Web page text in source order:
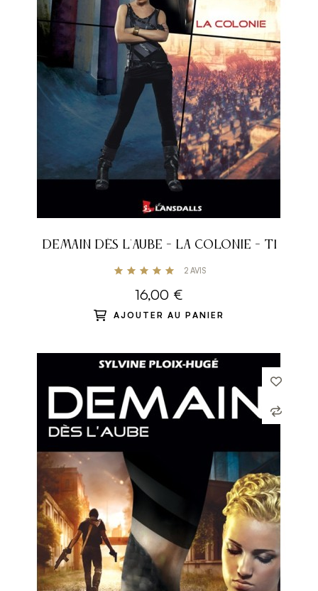
DEMAIN DÈS L'AUBE - LA COLONIE - T1
2AVIS
16,00 €
AJOUTER AU PANIER